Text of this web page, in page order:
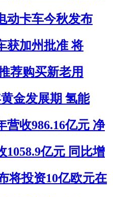
动卡车今秋发布
获加州批准 将
荐购买新老用
金发展期 氢能
营收986.16亿元 净
1058.9亿元 同比增
将投资10亿欧元在